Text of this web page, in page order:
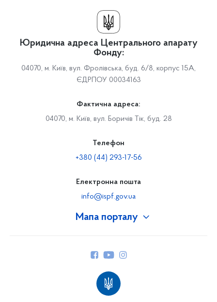
Мапа порталу
Юридична адреса Центрального апарату
Фонду:
04070, м. Київ, вул. Фролівська, буд. 6/8, корпус 15А,
ЄДРПОУ 00034163
Фактична адреса:
04070, м. Київ, вул. Боричів Тік, буд. 28
Телефон
+380 (44) 293-17-56
Електронна пошта
info@ispf.gov.ua